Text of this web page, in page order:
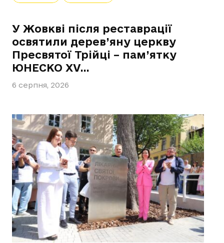
У Жовкві після реставрації
освятили дерев’яну церкву
Пресвятої Трійці – пам’ятку
ЮНЕСКО XV…
6 серпня, 2026